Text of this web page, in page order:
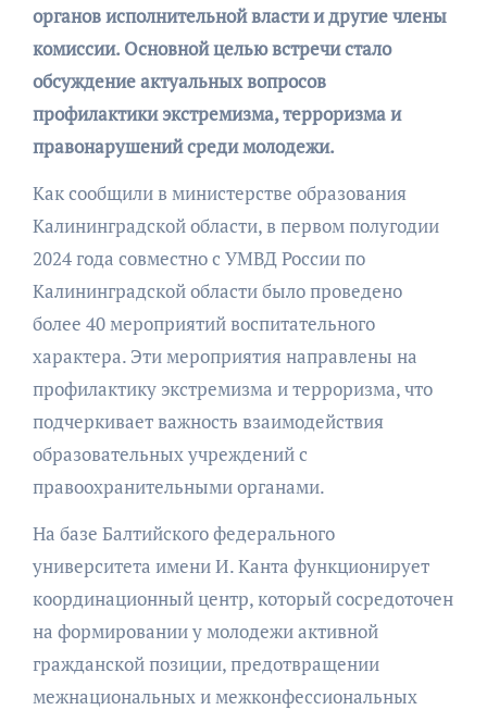
органов исполнительной власти и другие члены
комиссии. Основной целью встречи стало
обсуждение актуальных вопросов
профилактики экстремизма, терроризма и
правонарушений среди молодежи.
Как сообщили в министерстве образования
Калининградской области, в первом полугодии
2024 года совместно с УМВД России по
Калининградской области было проведено
более 40 мероприятий воспитательного
характера. Эти мероприятия направлены на
профилактику экстремизма и терроризма, что
подчеркивает важность взаимодействия
образовательных учреждений с
правоохранительными органами.
На базе Балтийского федерального
университета имени И. Канта функционирует
координационный центр, который сосредоточен
на формировании у молодежи активной
гражданской позиции, предотвращении
межнациональных и межконфессиональных